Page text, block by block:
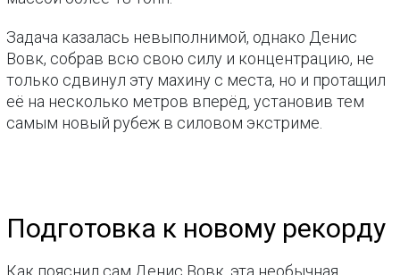
Задача казалась невыполнимой, однако Денис
Вовк, собрав всю свою силу и концентрацию, не
только сдвинул эту махину с места, но и протащил
её на несколько метров вперёд, установив тем
самым новый рубеж в силовом экстриме.
Подготовка к новому рекорду
Как пояснил сам Денис Вовк, эта необычная